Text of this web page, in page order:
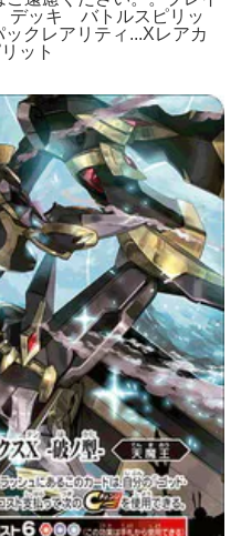
デッキ バトルスピリッ
クレアリティ...Xレアカ
ット